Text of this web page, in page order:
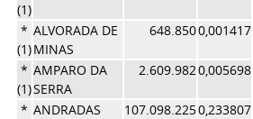
(1)
*
(1)
ALVORADA DE
MINAS
648.8500,001417
*
(1)
AMPARO DA
SERRA
2.609.9820,005698
* ANDRADAS 107.098.2250,233807